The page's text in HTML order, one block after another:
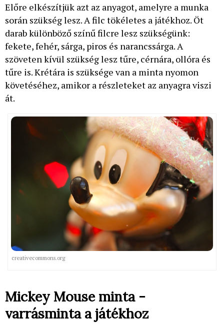
Előre elkészítjük azt az anyagot, amelyre a munka
során szükség lesz. A filc tökéletes a játékhoz. Öt
darab különböző színű filcre lesz szükségünk:
fekete, fehér, sárga, piros és narancssárga. A
szöveten kívül szükség lesz tűre, cérnára, ollóra és
tűre is. Krétára is szüksége van a minta nyomon
követéséhez, amikor a részleteket az anyagra viszi
át.
creativecommons.org
Mickey Mouse minta -
varrásminta a játékhoz